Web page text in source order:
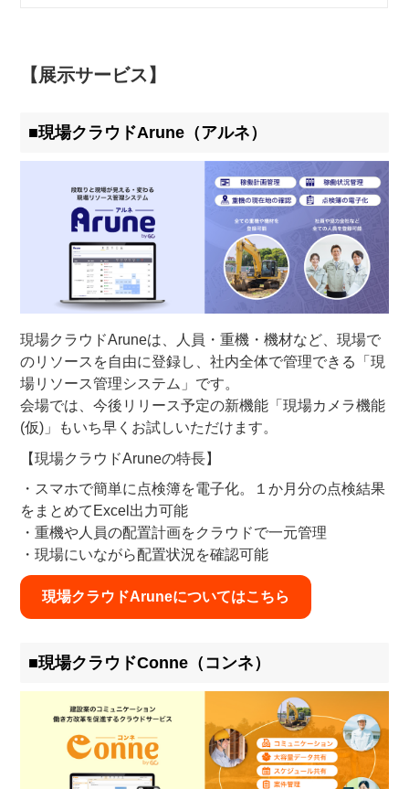
【展示サービス】
■現場クラウドArune（アルネ）
現場クラウドAruneは、人員・重機・機材など、現場で
のリソースを自由に登録し、社内全体で管理できる「現
場リソース管理システム」です。
会場では、今後リリース予定の新機能「現場カメラ機能
(仮)」もいち早くお試しいただけます。
【現場クラウドAruneの特長】
・スマホで簡単に点検簿を電子化。１か月分の点検結果
をまとめてExcel出力可能
・重機や人員の配置計画をクラウドで一元管理
・現場にいながら配置状況を確認可能
現場クラウドAruneについてはこちら
■現場クラウドConne（コンネ）